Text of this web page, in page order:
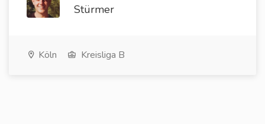
Stürmer
Köln Kreisliga B